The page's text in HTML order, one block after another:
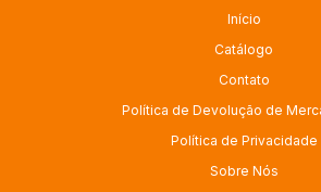
Início
Catálogo
Contato
Política de Devolução de
Política de Privacidade
Sobre Nós